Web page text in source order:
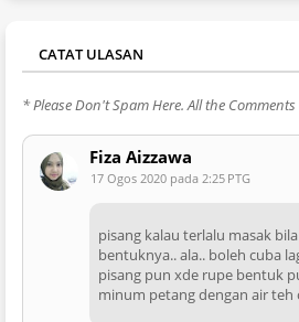
CATAT ULASAN
* Please Don't Spam Here. All the
Fiza Aizzawa
17 Ogos 2020 pada 2:25 PTG
pisang kalau terlalu masak
bentuknya.. ala.. boleh cuba
pisang pun xde rupe bentuk
minum petang dengan air teh